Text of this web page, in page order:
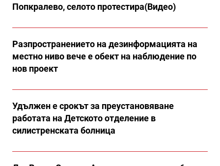
Попкралево, селото протестира(Видео)
Разпространението на дезинформацията на
местно ниво вече е обект на наблюдение по
нов проект
Удължен е срокът за преустановяване
работата на Детското отделение в
силистренската болница